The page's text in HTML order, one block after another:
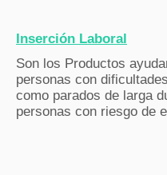
Inserción Laboral
Son los Productos
personas con
como parados de larga
personas con riesgo de